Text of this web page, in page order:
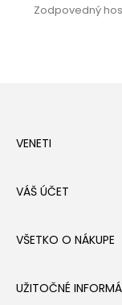
Zodpovedný
VENETI
VÁŠ ÚČET
VŠETKO O NÁKUPE
UŽITOČNÉ